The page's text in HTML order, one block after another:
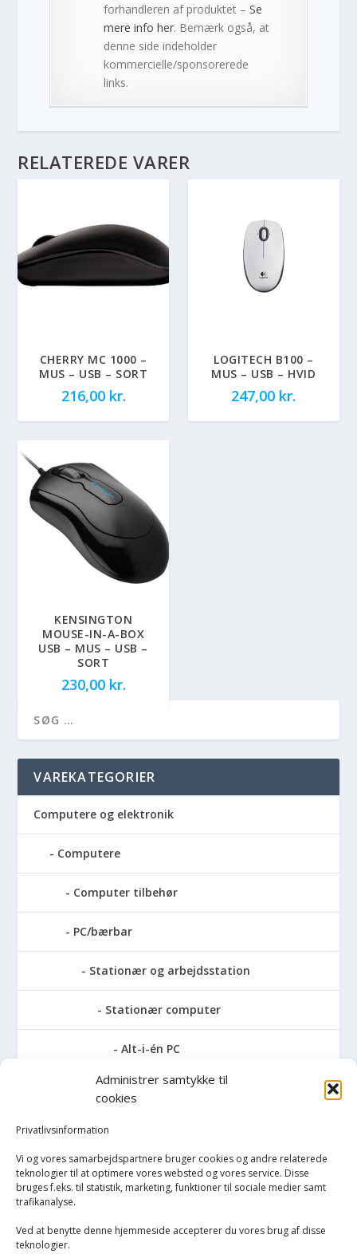
Administrer samtykke til
cookies
Privatlivsinformation
Vi og vores samarbejdspartnere bruger cookies og andre relaterede
teknologier til at optimere vores websted og vores service. Disse
bruges f.eks. til statistik, marketing, funktioner til sociale medier samt
trafikanalyse.
Ved at benytte denne hjemmeside accepterer du vores brug af disse
teknologier.
forhandleren af produktet –Se
mere info her. Bemærk også, at
denne side indeholder
kommercielle/sponsorerede
links.
RELATEREDE VARER
CHERRY MC 1000 –
MUS – USB – SORT
216,00 kr.
LOGITECH B100 –
MUS – USB – HVID
247,00 kr.
KENSINGTON
MOUSE-IN-A-BOX
USB – MUS – USB –
SORT
230,00 kr.
VAREKATEGORIER
Computere og elektronik
Computere
Computer tilbehør
PC/bærbar
Stationær og arbejdsstation
Stationær computer
Alt-i-én PC
AMD stationær
Intel stationær